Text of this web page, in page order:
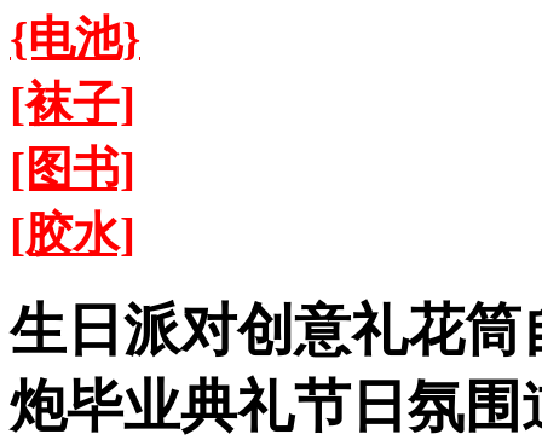
{电池}
[袜子]
[图书]
[胶水]
生日派对创意礼花
炮毕业典礼节日氛围